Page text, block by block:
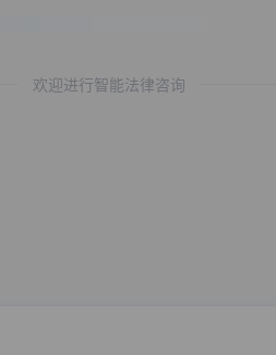
欢迎进行智能法律咨询